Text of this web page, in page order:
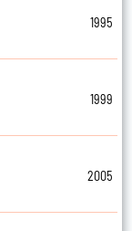
1995
1999
2005